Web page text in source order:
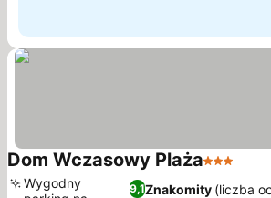
Dom Wczasowy Plaża3
9,1Znakomity (liczba
Wygodny